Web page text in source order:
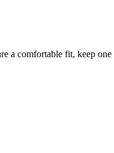
a comfortable fit, keep